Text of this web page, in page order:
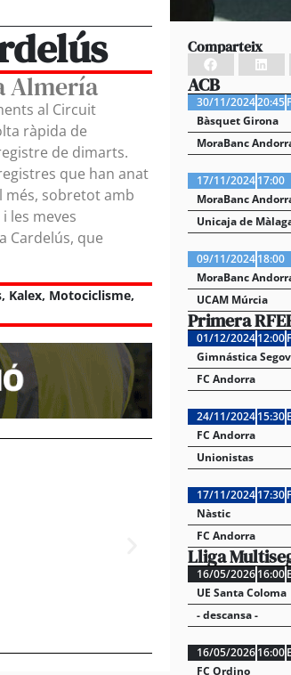
Almería
al Circuit
ràpida de
de dimarts.
que han anat
més, sobretot amb
les meves
Cardelús, que
, Kalex, Motociclisme,
Els
al 95% en un
Comparteix
ACB
30/11/202420:45
Bàsquet Girona
MoraBanc
17/11/2024 17:00
MoraBanc
Unicaja de
09/11/2024 18:00
MoraBanc
UCAM Múrcia
Primera
01/12/2024 12:00
Gimnástica
FC Andorra
24/11/2024 15:30
FC Andorra
Unionistas
17/11/2024 17:30
Nàstic
FC Andorra
Lliga
16/05/2026 16:00
UE Santa Coloma
- descansa -
16/05/2026 16:00
FC Ordino